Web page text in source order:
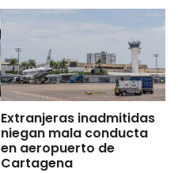
Extranjeras inadmitidas
niegan mala conducta
en aeropuerto de
Cartagena